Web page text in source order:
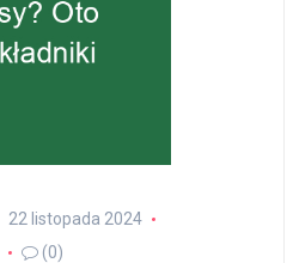
22 listopada 2024
(0)